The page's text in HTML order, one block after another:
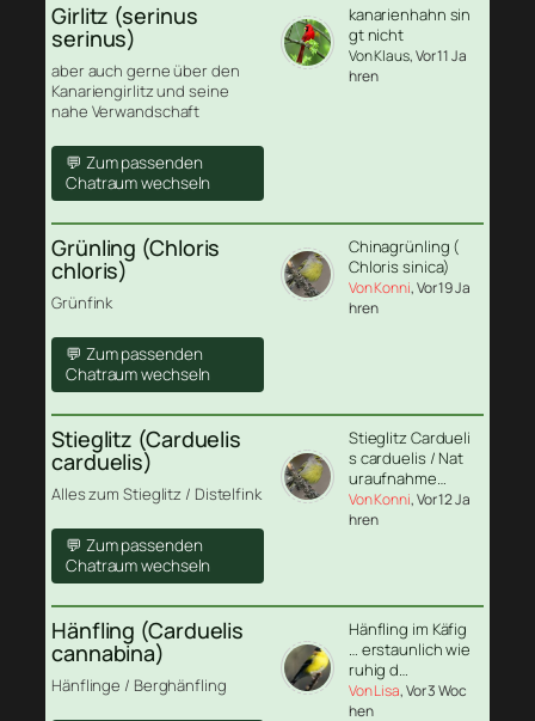
Girlitz (serinus
serinus)
aber auch gerne über den
Kanariengirlitz und seine
nahe Verwandschaft
💬 Zum passenden
Chatraum wechseln
kanarienhahn sin
gt nicht
Von Klaus, Vor 11 Ja
hren
Grünling (Chloris
chloris)
Grünfink
💬 Zum passenden
Chatraum wechseln
Chinagrünling (
Chloris sinica)
Von Konni, Vor 19 Ja
hren
Stieglitz (Carduelis
carduelis)
Alles zum Stieglitz / Distelfink
💬 Zum passenden
Chatraum wechseln
Stieglitz Cardueli
s carduelis / Nat
uraufnahme…
Von Konni, Vor 12 Ja
hren
Hänfling (Carduelis
cannabina)
Hänflinge / Berghänfling
Hänfling im Käfig
… erstaunlich wie
ruhig d…
Von Lisa, Vor 3 Woc
hen